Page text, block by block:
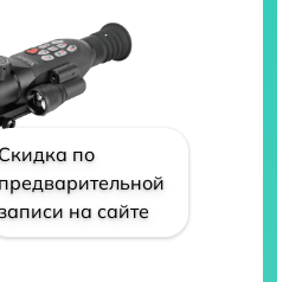
Скидка по
предварительной
на сайте